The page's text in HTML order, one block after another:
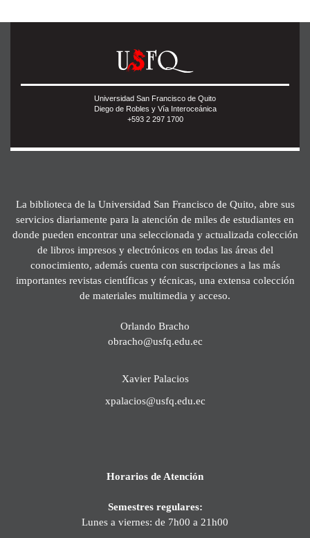
Universidad San Francisco de Quito
Diego de Robles y Vía Interoceánica
+593 2 297 1700
La biblioteca de la Universidad San Francisco de Quito, abre sus
servicios diariamente para la atención de miles de estudiantes en
donde pueden encontrar una seleccionada y actualizada colección
de libros impresos y electrónicos en todas las áreas del
conocimiento, además cuenta con suscripciones a las más
importantes revistas científicas y técnicas, una extensa colección
de materiales multimedia y acceso.
Orlando Bracho
obracho@usfq.edu.ec
Xavier Palacios
xpalacios@usfq.edu.ec
Horarios de Atención
Semestres regulares:
Lunes a viernes: de 7h00 a 21h00